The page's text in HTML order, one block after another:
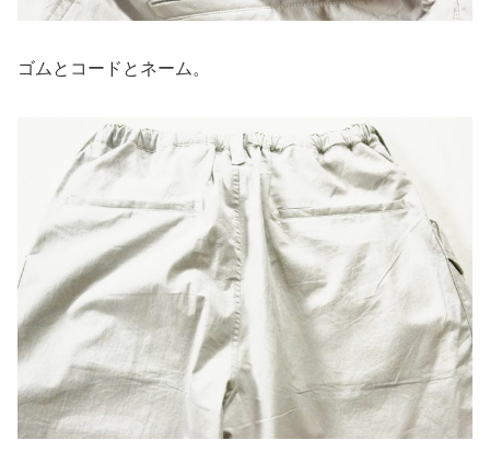
ゴムとコードとネーム。